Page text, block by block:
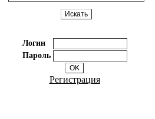
Логин
Пароль
Регистрация